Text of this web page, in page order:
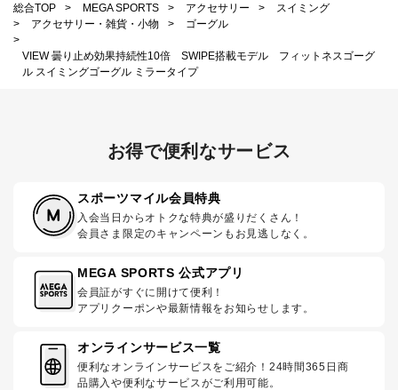
総合TOP
> MEGA SPORTS > アクセサリー >
スイミング
>
アクセサリー・雑貨・小物 >
ゴーグル
>
VIEW 曇り止め効果持続性10倍 SWIPE搭載モデル フィットネスゴーグ
ル スイミングゴーグル ミラータイプ
お得で便利なサービス
スポーツマイル会員特典
入会当日からオトクな特典が盛りだくさん！
会員さま限定のキャンペーンもお見逃しなく。
MEGA SPORTS 公式アプリ
会員証がすぐに開けて便利！
アプリクーポンや最新情報をお知らせします。
オンラインサービス一覧
便利なオンラインサービスをご紹介！24時間365日商
品購入や便利なサービスがご利用可能。